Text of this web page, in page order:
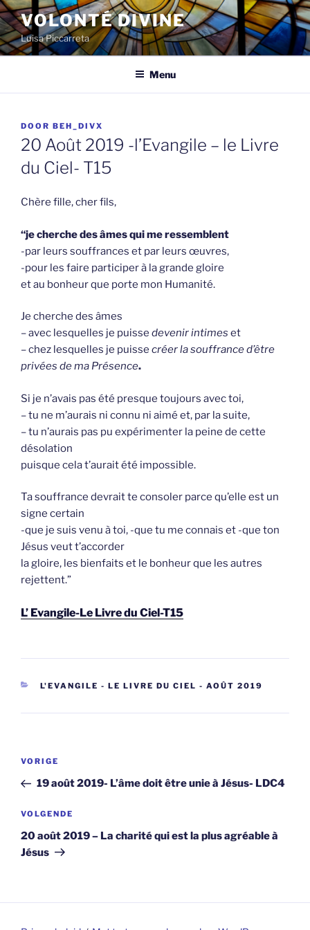
Spring
naar
de
inhoud
VOLONTÉ DIVINE
Luisa Piccarreta
Menu
GEPLAATST
OP
DOOR BEH_DIVX
20 Août 2019 -l’Evangile – le Livre
du Ciel- T15
Chère fille, cher fils,
“je cherche des âmes qui me ressemblent
-par leurs souffrances et par leurs œuvres,
-pour les faire participer à la grande gloire
et au bonheur que porte mon Humanité.
Je cherche des âmes
– avec lesquelles je puisse devenir intimes et
– chez lesquelles je puisse créer la souffrance d’être
privées de ma Présence.
Si je n’avais pas été presque toujours avec toi,
– tu ne m’aurais ni connu ni aimé et, par la suite,
– tu n’aurais pas pu expérimenter la peine de cette
désolation
puisque cela t’aurait été impossible.
Ta souffrance devrait te consoler parce qu’elle est un
signe certain
-que je suis venu à toi, -que tu me connais et -que ton
Jésus veut t’accorder
la gloire, les bienfaits et le bonheur que les autres
rejettent.”
L’ Evangile-Le Livre du Ciel-T15
CATEGORIEËN
L'EVANGILE - LE LIVRE DU CIEL - AOÛT 2019
Berichtnavigatie
Vorig
bericht
VORIGE
19 août 2019- L’âme doit être unie à Jésus- LDC4
Volgend
bericht
VOLGENDE
20 août 2019 – La charité qui est la plus agréable à
Jésus